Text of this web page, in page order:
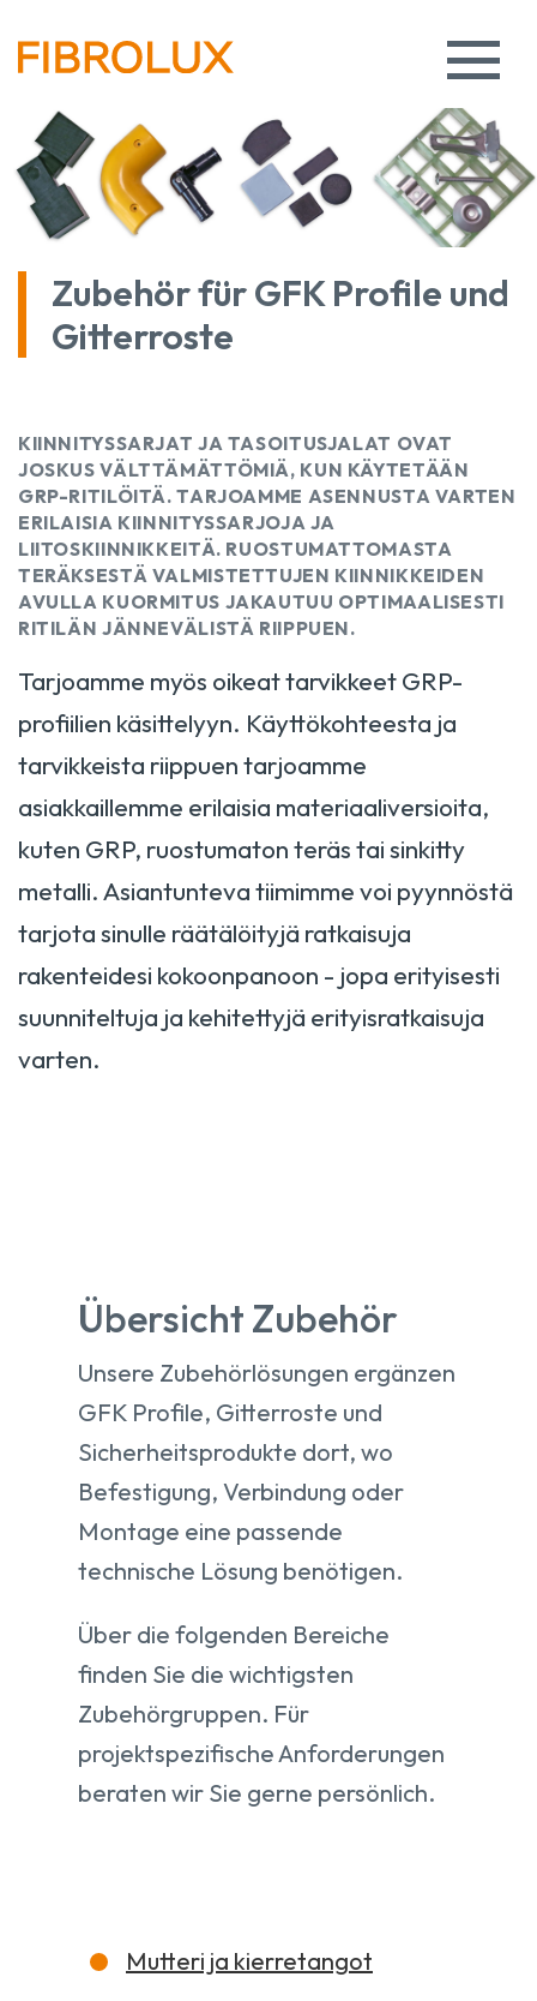
Zubehör für GFK Profile und
Gitterroste
KIINNITYSSARJAT JA TASOITUSJALAT OVAT
JOSKUS VÄLTTÄMÄTTÖMIÄ, KUN KÄYTETÄÄN
GRP-RITILÖITÄ. TARJOAMME ASENNUSTA VARTEN
ERILAISIA KIINNITYSSARJOJA JA
LIITOSKIINNIKKEITÄ. RUOSTUMATTOMASTA
TERÄKSESTÄ VALMISTETTUJEN KIINNIKKEIDEN
AVULLA KUORMITUS JAKAUTUU OPTIMAALISESTI
RITILÄN JÄNNEVÄLISTÄ RIIPPUEN.
Tarjoamme myös oikeat tarvikkeet GRP-
profiilien käsittelyyn. Käyttökohteesta ja
tarvikkeista riippuen tarjoamme
asiakkaillemme erilaisia materiaaliversioita,
kuten GRP, ruostumaton teräs tai sinkitty
metalli. Asiantunteva tiimimme voi pyynnöstä
tarjota sinulle räätälöityjä ratkaisuja
rakenteidesi kokoonpanoon - jopa erityisesti
suunniteltuja ja kehitettyjä erityisratkaisuja
varten.
Übersicht Zubehör
Unsere Zubehörlösungen ergänzen
GFK Profile, Gitterroste und
Sicherheitsprodukte dort, wo
Befestigung, Verbindung oder
Montage eine passende
technische Lösung benötigen.
Über die folgenden Bereiche
finden Sie die wichtigsten
Zubehörgruppen. Für
projektspezifische Anforderungen
beraten wir Sie gerne persönlich.
Mutteri ja kierretangot